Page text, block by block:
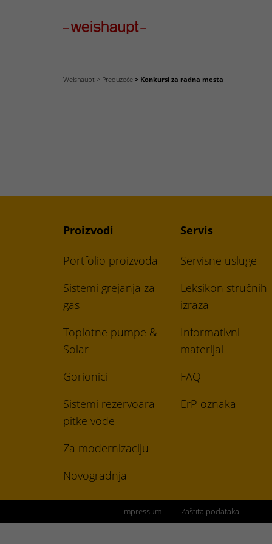
Weishaupt Preduzeće Konkursi za radna mesta
Proizvodi
Portfolio proizvoda
Sistemi grejanja za
gas
Toplotne pumpe &
Solar
Gorionici
Sistemi rezervoara
pitke vode
Za modernizaciju
Novogradnja
Servis
Servisne usluge
Leksikon stručnih
izraza
Informativni
materijal
FAQ
ErP oznaka
Impressum Zaštita podataka